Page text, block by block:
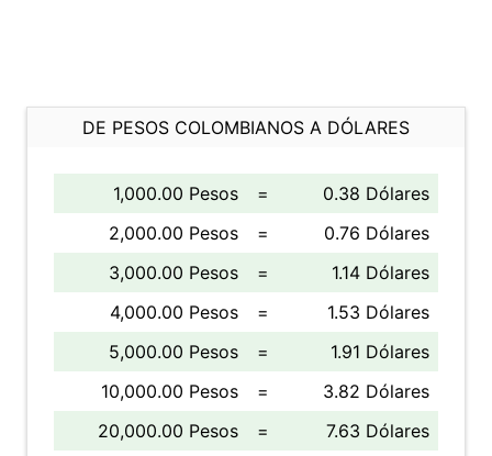
DE PESOS COLOMBIANOS A DÓLARES
1,000.00 Pesos =
0.38 Dólares
2,000.00 Pesos
=
0.76 Dólares
3,000.00 Pesos
=
1.14 Dólares
4,000.00 Pesos
=
1.53 Dólares
5,000.00 Pesos
=
1.91 Dólares
10,000.00 Pesos
=
3.82 Dólares
20,000.00 Pesos
=
7.63 Dólares